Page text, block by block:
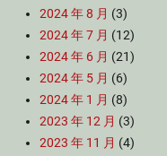
2024 年 8 月 (3)
2024 年 7 月 (12)
2024 年 6 月 (21)
2024 年 5 月 (6)
2024 年 1 月 (8)
2023 年 12 月 (3)
2023 年 11 月 (4)